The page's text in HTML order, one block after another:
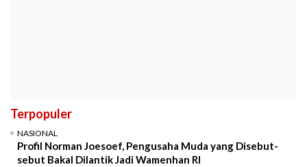
Terpopuler
NASIONAL
Profil Norman Joesoef, Pengusaha Muda yang Disebut-
sebut Bakal Dilantik Jadi Wamenhan RI